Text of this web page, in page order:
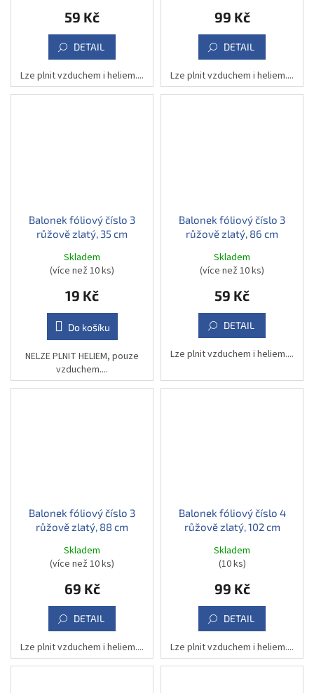
59 Kč
DETAIL
Lze plnit vzduchem i heliem....
99 Kč
DETAIL
Lze plnit vzduchem i heliem....
Balonek fóliový číslo 3
růžově zlatý, 35 cm
Skladem
(více než 10 ks)
19 Kč
Do košíku
NELZE PLNIT HELIEM, pouze
vzduchem....
Balonek fóliový číslo 3
růžově zlatý, 86 cm
Skladem
(více než 10 ks)
59 Kč
DETAIL
Lze plnit vzduchem i heliem....
Balonek fóliový číslo 3
růžově zlatý, 88 cm
Skladem
(více než 10 ks)
69 Kč
DETAIL
Lze plnit vzduchem i heliem....
Balonek fóliový číslo 4
růžově zlatý, 102 cm
Skladem
(10 ks)
99 Kč
DETAIL
Lze plnit vzduchem i heliem....